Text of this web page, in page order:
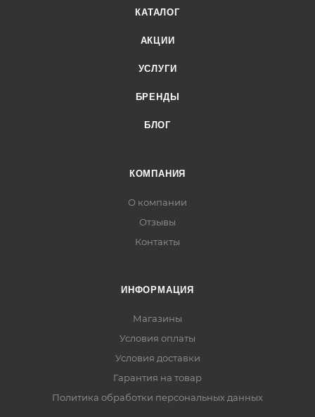
КАТАЛОГ
АКЦИИ
УСЛУГИ
БРЕНДЫ
БЛОГ
КОМПАНИЯ
О компании
Отзывы
Контакты
ИНФОРМАЦИЯ
Магазины
Условия оплаты
Условия доставки
Гарантия на товар
Политика обработки персональных данных